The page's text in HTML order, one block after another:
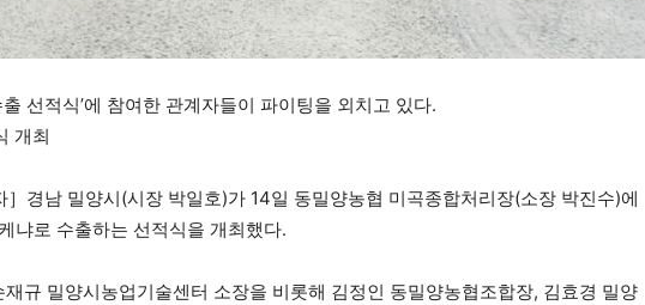
선적식’에 참여한 관계자들이 파이팅을 외치고 있다.
개최
］경남 밀양시(시장 박일호)가 14일 동밀양농협 미곡종합처리장(소장 박진수)에
냐로 수출하는 선적식을 개최했다.
규 밀양시농업기술센터 소장을 비롯해 김정인 동밀양농협조합장, 김효경 밀양